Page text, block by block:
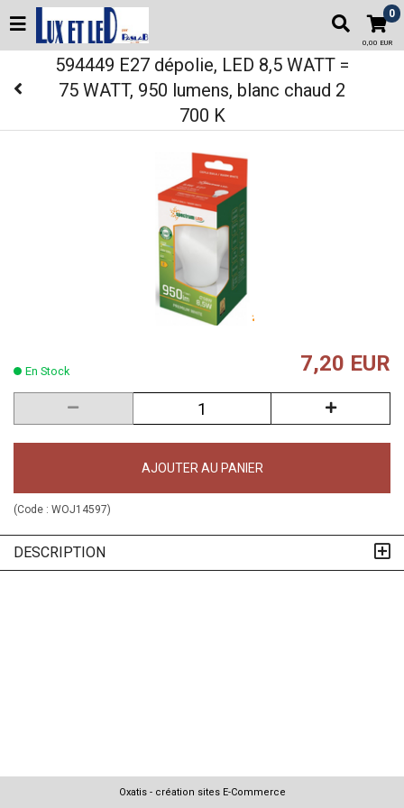
0
0,00 EUR
594449 E27 dépolie, LED 8,5 WATT =
75 WATT, 950 lumens, blanc chaud 2
700 K
En Stock 7,20 EUR
AJOUTER AU PANIER
(Code : WOJ14597)
DESCRIPTION
Oxatis - création sites E-Commerce